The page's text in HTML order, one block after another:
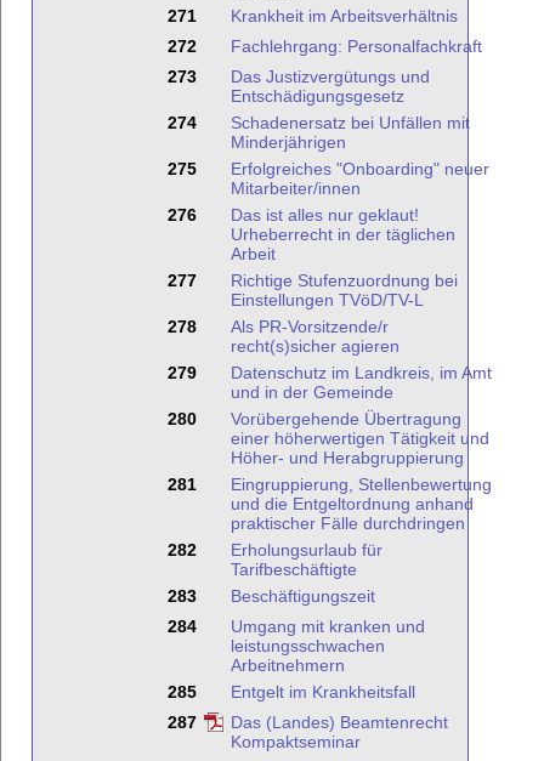
271
Krankheit im Arbeitsverhältnis
272
Fachlehrgang: Personalfachkraft
273
Das Justizvergütungs und
Entschädigungsgesetz
274
Schadenersatz bei Unfällen mit
Minderjährigen
275
Erfolgreiches "Onboarding" neuer
Mitarbeiter/innen
276
Das ist alles nur geklaut!
Urheberrecht in der täglichen
Arbeit
277
Richtige Stufenzuordnung bei
Einstellungen TVöD/TV-L
278
Als PR-Vorsitzende/r
recht(s)sicher agieren
279
Datenschutz im Landkreis, im Amt
und in der Gemeinde
280
Vorübergehende Übertragung
einer höherwertigen Tätigkeit und
Höher- und Herabgruppierung
281
Eingruppierung, Stellenbewertung
und die Entgeltordnung anhand
praktischer Fälle durchdringen
282
Erholungsurlaub für
Tarifbeschäftigte
283
Beschäftigungszeit
284
Umgang mit kranken und
leistungsschwachen
Arbeitnehmern
285
Entgelt im Krankheitsfall
287
Das (Landes) Beamtenrecht
Kompaktseminar